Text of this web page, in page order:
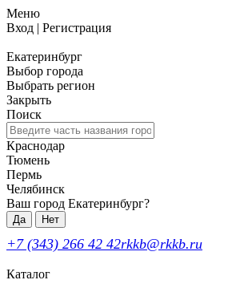
Меню
Вход | Регистрация
Екатеринбург
Выбор города
Выбрать регион
Закрыть
Поиск
Краснодар
Тюмень
Пермь
Челябинск
Ваш город Екатеринбург?
Да Нет
+7 (343) 266 42 42rkkb@rkkb.ru
Каталог